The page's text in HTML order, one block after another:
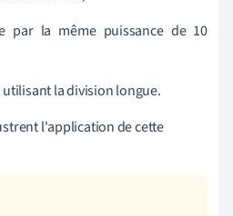
par la même puissance de 10
utilisant la division longue.
l'application de cette